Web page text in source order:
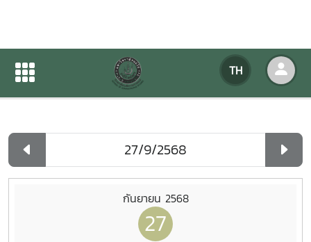
TH
ปฏิทินกิจกรรมของหน่วยงาน
ปฏิทินกิจกรรมของหน่วยงาน
กันยายน 2568
27